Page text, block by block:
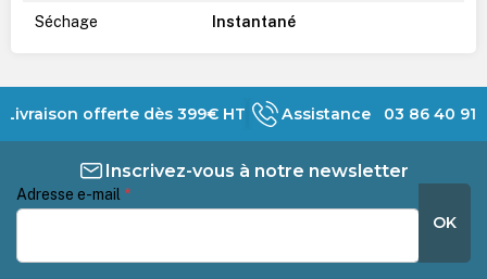
Séchage Instantané
Livraison offerte dès 399€ HT Assistance 03 86 40 91
Inscrivez-vous à notre newsletter
Adresse e-mail *
OK